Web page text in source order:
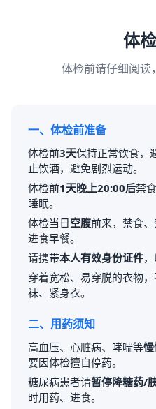
体
体检前请仔细阅读
一、体检前准备
体检前3天保持正常饮食，
止饮酒，避免剧烈运动。
体检前1天晚上20:00后禁
睡眠。
体检当日空腹前来，禁食
进食早餐。
请携带本人有效身份证件
穿着宽松、易穿脱的衣物
袜、紧身衣。
二、用药须知
高血压、心脏病、哮喘等
要因体检擅自停药。
糖尿病患者请暂停降糖药/
时用药、进食。